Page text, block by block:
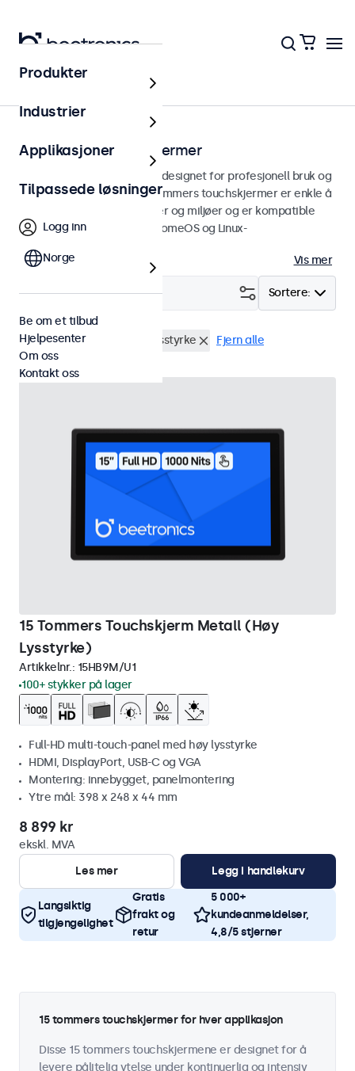
Touchskjermer
15 tommers touchskjermer
15 tommers touchskjermer designet for profesjonell bruk og
kontinuerlig bruk. Våre 15 tommers touchskjermer er enkle å
integrere i alle applikasjoner og miljøer og er kompatible
med Windows, macOS, ChromeOS og Linux-
Vis mer
Sortere:
Filter (1)
15" touchskjermer Høy lysstyrke Fjern alle
15 Tommers Touchskjerm Metall (Høy
Lysstyrke)
Artikkelnr.: 15HB9M/U1
100+ stykker på lager
Full-HD multi-touch-panel med høy lysstyrke
HDMI, DisplayPort, USB-C og VGA
Montering: innebygget, panelmontering
Ytre mål: 398 x 248 x 44 mm
8 899 kr
ekskl. MVA
Les mer
Legg i handlekurv
Langsiktig
tilgjengelighet
Gratis
frakt og
retur
5 000+
kundeanmeldelser,
4,8/5 stjerner
15 tommers touchskjermer for hver applikasjon
Disse 15 tommers touchskjermene er designet for å
levere pålitelig ytelse under kontinuerlig og intensiv
Produkter
Industrier
Applikasjoner
Tilpassede løsninger
Logg inn
Norge
Be om et tilbud
Hjelpesenter
Om oss
Kontakt oss